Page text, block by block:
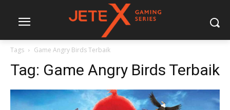
Tags Game Angry Birds Terbaik
Tag: Game Angry Birds Terbaik